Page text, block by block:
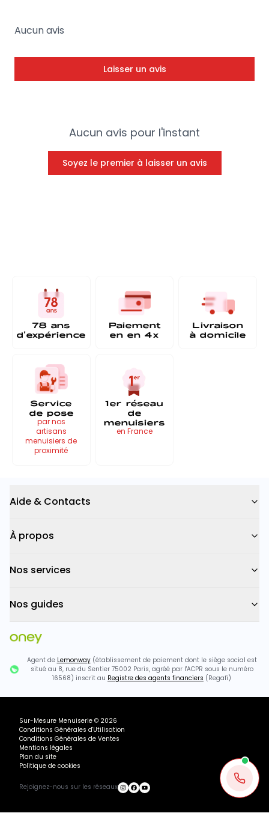
Aucun avis pour l'instant
Soyez le premier à laisser un avis
Aucun avis
Laisser un avis
78 ans
d'expérience
Paiement
en en 4x
Livraison
à domicile
Service
de pose
par nos
artisans
menuisiers de
proximité
1er réseau
de
menuisiers
en France
Aide & Contacts
À propos
Nos services
Nos guides
Agent de Lemonway(établissement de paiement dont le siège social est
situé au 8, rue du Sentier 75002 Paris, agréé par l'ACPR sous le numéro
16568) inscrit au Registre des agents financiers (Regafi)
Sur-Mesure Menuiserie © 2026
Conditions Générales d'Utilisation
Conditions Générales de Ventes
Mentions légales
Plan du site
Politique de cookies
Rejoignez-nous sur les réseaux